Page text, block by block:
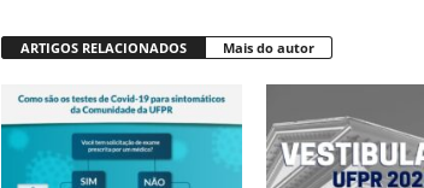
ARTIGOS RELACIONADOS Mais do autor